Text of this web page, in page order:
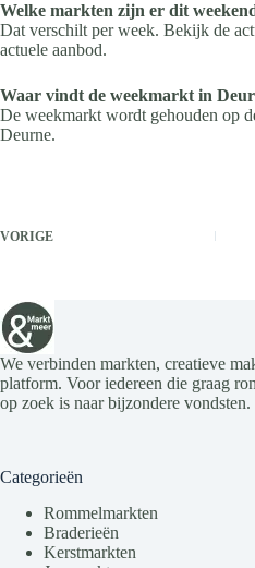
Welke markten zijn er dit
Dat verschilt per week. Bekijk de
actuele aanbod.
Waar vindt de weekmarkt in
De weekmarkt wordt gehouden op
Deurne.
VORIGE
We verbinden markten, creatieve
platform. Voor iedereen die graag
op zoek is naar bijzondere vondsten.
Categorieën
Rommelmarkten
Braderieën
Kerstmarkten